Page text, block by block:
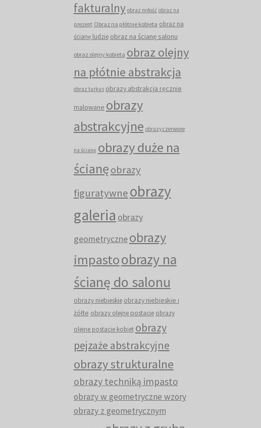
fakturalny obraz miłość obraz na
prezent Obraz na płótnie kobieta obraz na
ścianę ludzie obraz na ścianę salonu
obraz olejny kobieta obraz olejny
na płótnie abstrakcja
obraz turkus obrazy abstrakcja ręcznie
malowane obrazy
abstrakcyjne obrazy czerwone
na ścianę obrazy duże na
ścianęobrazy
figuratywneobrazy
galeria obrazy
geometryczneobrazy
impastoobrazy na
ścianę do salonu
obrazy niebieskie obrazy niebieskie i
żółte obrazy olejne postacie obrazy
olejne postacie kobiet obrazy
pejzaże abstrakcyjne
obrazy strukturalne
obrazy techniką impasto
obrazy w geometryczne wzory
obrazy z geometrycznym